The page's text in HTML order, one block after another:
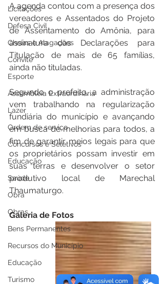
Licitações
Defesa Civil
Cheias e Alagações
Convite
Esporte
Assembleia Extraordinária
Lazer
Ordem de serviço
Concursos e Seletivos
Educação
Saúde
Obra
Obras
Bens Permanentes
Recursos do Município
Educação
Turismo
A agenda contou com a presença dos
vereadores e Assentados do Projeto
de Assentamento do Amônia, para
assinatura das Declarações para
Titulação de mais de 65 famílias,
ainda não tituladas.
Segundo o prefeito, a administração
vem trabalhando na regularização
fundiária do município e avançando
em busca de melhorias para todos, a
fim de garantir meios legais para que
os proprietários possam investir em
suas terras e desenvolver o setor
produtivo local de Marechal
Thaumaturgo.
Galeria de Fotos